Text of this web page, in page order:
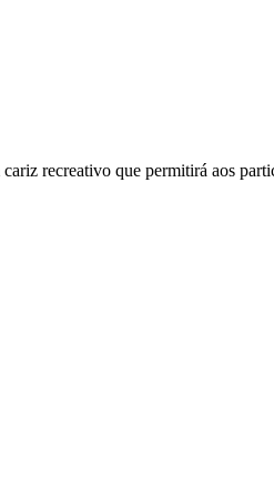
recreativo que permitirá aos